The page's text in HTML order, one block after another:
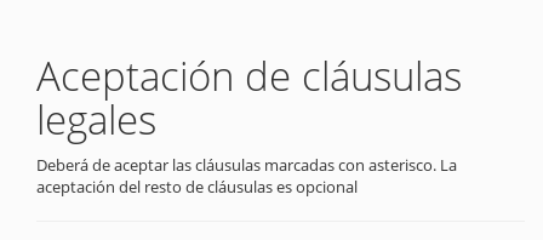
Aceptación de cláusulas
legales
Deberá de aceptar las cláusulas marcadas con asterisco. La
aceptación del resto de cláusulas es opcional